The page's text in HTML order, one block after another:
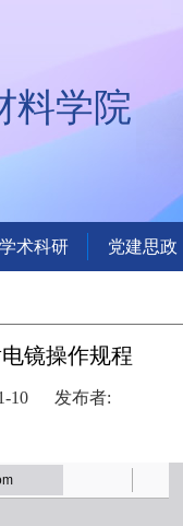
料学院
学术科研 党建思政
镜操作规程
10 发布者: